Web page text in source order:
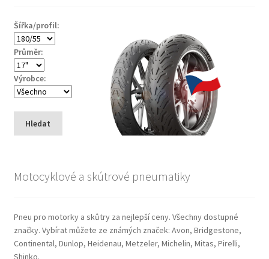
Šířka/profil:
Průměr:
Výrobce:
Hledat
Motocyklové a skútrové pneumatiky
Pneu pro motorky a skůtry za nejlepší ceny. Všechny dostupné
značky. Vybírat můžete ze známých značek: Avon, Bridgestone,
Continental, Dunlop, Heidenau, Metzeler, Michelin, Mitas, Pirelli,
Shinko.